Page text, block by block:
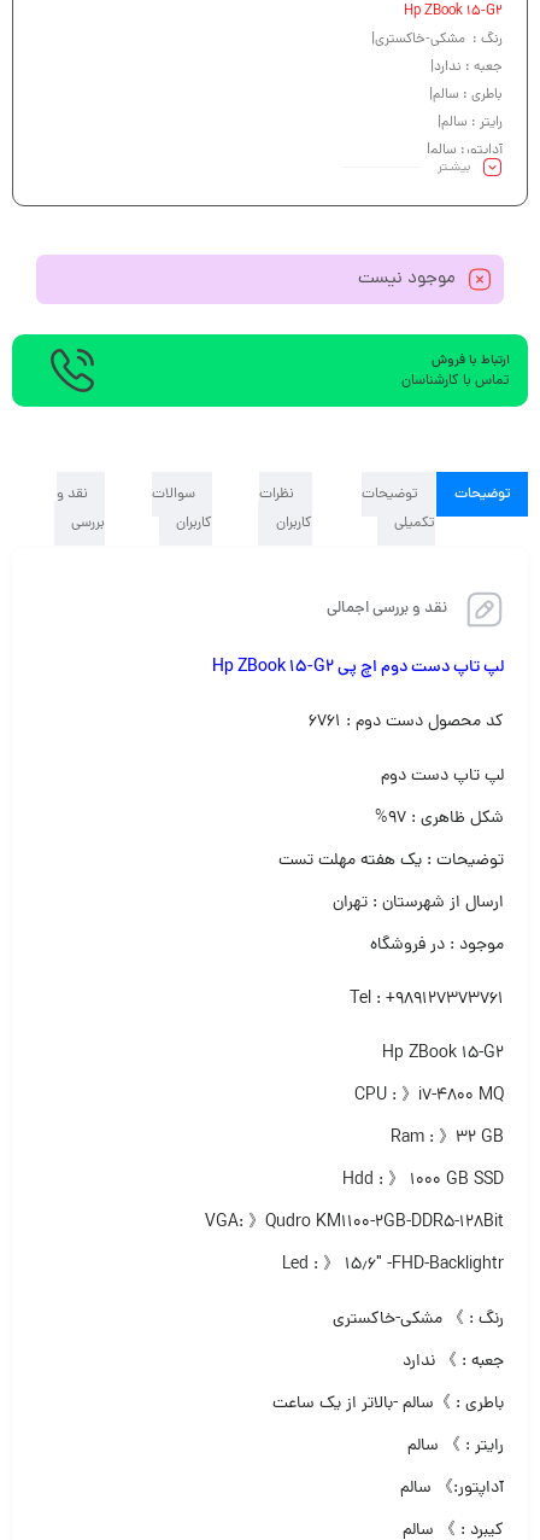
Hp ZBook 15-G2
رنگ : مشکی-خاکستری|
جعبه : ندارد|
باطری : سالم|
رایتر : سالم|
آداپتور: سالم|
کیبرد : سالم|
بیشـتر
موجود نیست
ارتباط با فروش
تماس با کارشناسان
توضیحات
توضیحات
تکمیلی
نظرات
کاربران
سوالات
کاربران
نقد و
بررسی
نقد و بررسی اجمالی
لپ تاپ دست دوم اچ پی Hp ZBook 15-G2
کد محصول دست دوم : ۶۷۶۱
لپ تاپ دست دوم‌
شکل ظاهری : ۹۷%
توضیحات : یک هفته مهلت تست
ارسال از شهرستان : تهران
موجود : در فروشگاه
Tel : +989127373761
Hp ZBook 15-G2
CPU : 》i7-4800 MQ
Ram : 》۳۲ GB
Hdd : 》 ۱۰۰۰ GB SSD
VGA: 》Qudro KM1100-2GB-DDR5-128Bit
Led : 》 ۱۵٫۶″ -FHD-Backlightr
رنگ : 》 مشکی-خاکستری
جعبه : 》 ندارد
باطری : 》سالم -بالاتر از یک ساعت
رایتر : 》 سالم
آداپتور:》 سالم
کیبرد : 》 سالم